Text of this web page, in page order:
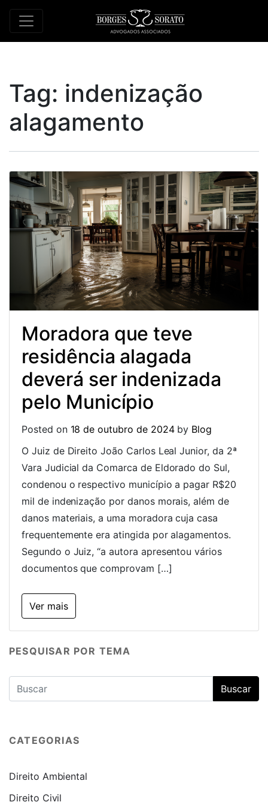
Tag: indenização
alagamento
Moradora que teve
residência alagada
deverá ser indenizada
pelo Município
Posted on 18 de outubro de 2024 by Blog
O Juiz de Direito João Carlos Leal Junior, da 2ª
Vara Judicial da Comarca de Eldorado do Sul,
condenou o respectivo município a pagar R$20
mil de indenização por danos morais, além de
danos materiais, a uma moradora cuja casa
frequentemente era atingida por alagamentos.
Segundo o Juiz, “a autora apresentou vários
documentos que comprovam […]
Ver mais
PESQUISAR POR TEMA
CATEGORIAS
Direito Ambiental
Direito Civil